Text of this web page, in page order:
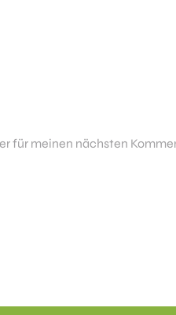
für meinen nächsten